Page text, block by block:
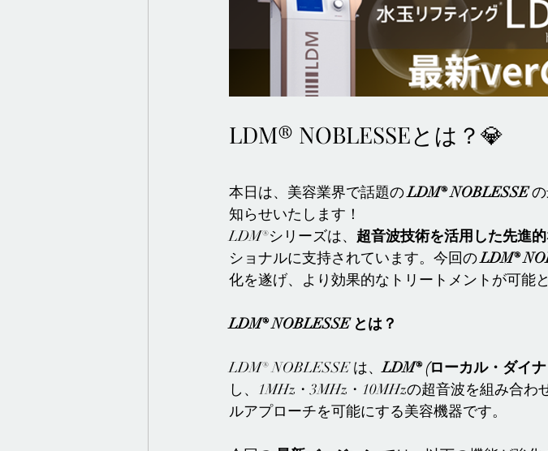
LDM® NOBLESSEとは？💎
本日は、美容業界で話題の LDM® NOBLESSE の
知らせいたします！
LDM®シリーズは、 超音波技術を活用した先進
ショナルに支持されています。今回の LDM®
化を遂げ、より効果的なトリートメントが可能
LDM® NOBLESSE とは？
LDM® NOBLESSE は、LDM® (ローカル・ダイ
し、1MHz・3MHz・10MHzの超音波を組み合
ルアプローチを可能にする美容機器です。